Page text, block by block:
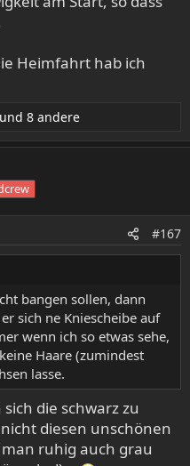
Heimfahrt hab ich
und 8 andere
#167
bangen sollen, dann
sich ne Kniescheibe auf
wenn ich so etwas sehe,
Haare (zumindest
lasse.
die schwarz zu
diesen unschönen
ruhig auch grau